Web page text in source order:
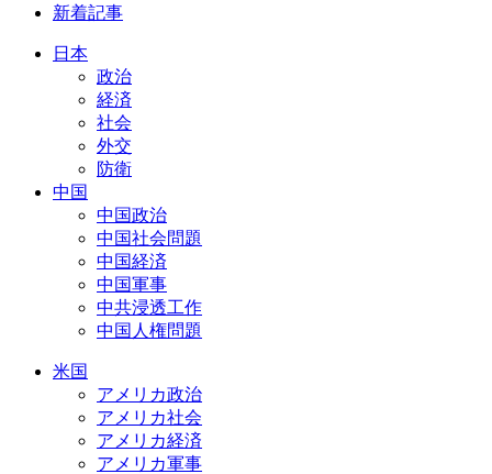
新着記事
日本
政治
経済
社会
外交
防衛
中国
中国政治
中国社会問題
中国経済
中国軍事
中共浸透工作
中国人権問題
米国
アメリカ政治
アメリカ社会
アメリカ経済
アメリカ軍事